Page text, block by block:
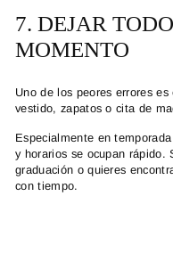
7. DEJAR
MOMENTO
Uno de los peores errores
vestido, zapatos o cita de
Especialmente en
y horarios se ocupan rápido.
graduación o quieres
con tiempo.